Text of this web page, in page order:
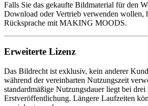
Falls Sie das gekaufte Bildmaterial für den
Download oder Vertrieb verwenden wollen,
Rücksprache mit MAKING MOODS.
Erweiterte Lizenz
Das Bildrecht ist exklusiv, kein anderer
während der vereinbarten Nutzungszeit
standardmäßige Nutzungsdauer liegt bei drei
Erstveröffentlichung. Längere Laufzeiten